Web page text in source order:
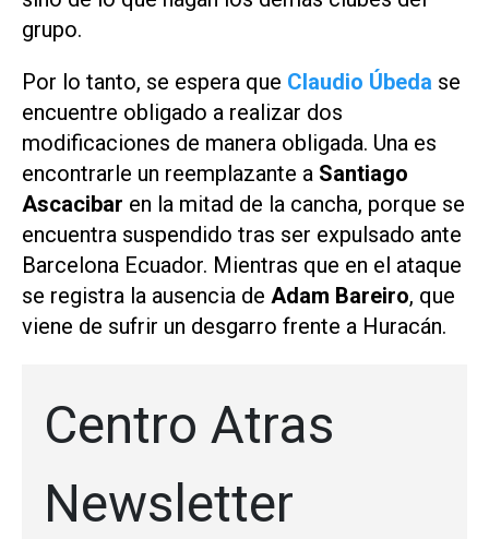
grupo.
Por lo tanto, se espera que Claudio Úbeda se
encuentre obligado a realizar dos
modificaciones de manera obligada. Una es
encontrarle un reemplazante a Santiago
Ascacibar en la mitad de la cancha, porque se
encuentra suspendido tras ser expulsado ante
Barcelona Ecuador. Mientras que en el ataque
se registra la ausencia de Adam Bareiro, que
viene de sufrir un desgarro frente a Huracán.